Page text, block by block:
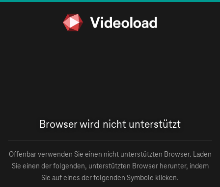
Browser wird nicht unterstützt
Offenbar verwenden Sie einen nicht unterstützten Browser. Laden
Sie einen der folgenden, unterstützten Browser herunter, indem
Sie auf eines der folgenden Symbole klicken.